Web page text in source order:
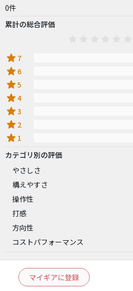
0件
累計の総合評価
star 7
star 6
star5
star4
star3
star 2
star 1
カテゴリ別の評価
やさしさ
構えやすさ
操作性
打感
方向性
コストパフォーマンス
マイギアに登録